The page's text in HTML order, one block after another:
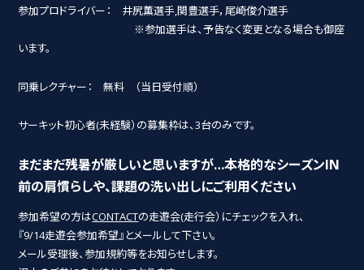
参加プロドライバー： 井尻薫選手,関豊選手，尾崎俊介選手
※参加選手は、予告なく変更となる場合も御座
います。
同乗レクチャー： 無料 （当日受付順）
サーキット初心者(未経験）の募集枠は、3台のみです。
まだまだ残暑が厳しいと思いますが…本格的なシーズンIN
前の肩慣らしや、課題の洗い出しにご利用ください
参加希望の方はCONTACTの走遊会(走行会）にチェックを入れ、
『9/14走遊会参加希望』とメールして下さい。
メール受理後、参加規約等をお知らせします。